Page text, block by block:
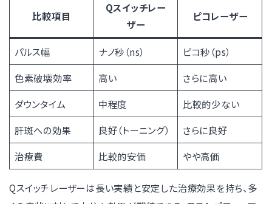
比較項目
Qスイッチレー
ザー
ピコレーザー
パルス幅 ナノ秒（ns）
ピコ秒（ps）
色素破壊効率
高い
さらに高い
ダウンタイム
中程度
比較的少ない
肝斑への効果
良好（トーニング）
さらに良好
治療費
比較的安価 やや高価
Qスイッチレーザーは長い実績と安定した治療効果を持ち、多